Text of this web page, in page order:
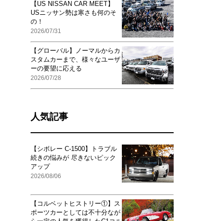
【US NISSAN CAR MEET】
USニッサン勢は寒さも何のそ
の！
2026/07/31
【グローバル】ノーマルからカ
スタムカーまで、様々なユーザ
ーの要望に応える
2026/07/28
人気記事
【シボレー C-1500】トラブル
続きの悩みが 尽きないピック
アップ
2026/08/06
【コルベットヒストリー①】ス
ポーツカーとしては不十分なが